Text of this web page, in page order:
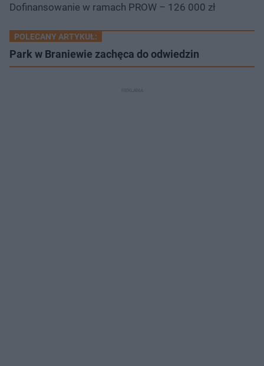
Dofinansowanie w ramach PROW – 126 000 zł
POLECANY ARTYKUŁ:
Park w Braniewie zachęca do odwiedzin